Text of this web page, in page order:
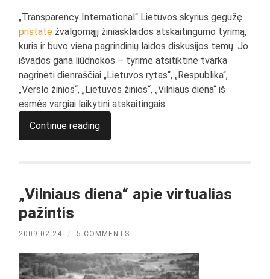
„Transparency International“ Lietuvos skyrius gegužę
pristatė žvalgomąjį žiniasklaidos atskaitingumo tyrimą,
kuris ir buvo viena pagrindinių laidos diskusijos temų. Jo
išvados gana liūdnokos – tyrime atsitiktine tvarka
nagrinėti dienraščiai „Lietuvos rytas“, „Respublika“,
„Verslo žinios“, „Lietuvos žinios“, „Vilniaus diena“ iš
esmės vargiai laikytini atskaitingais.
Continue reading
„Vilniaus diena“ apie virtualias
pažintis
2009.02.24 / 5 COMMENTS